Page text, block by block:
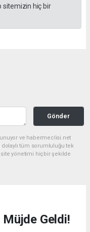
sitemizin hiç bir
Gönder
ve habermeclisi.net
dolaylı tüm sorumluluğu tek
site yönetimi hiçbir şekilde
Müjde Geldi!